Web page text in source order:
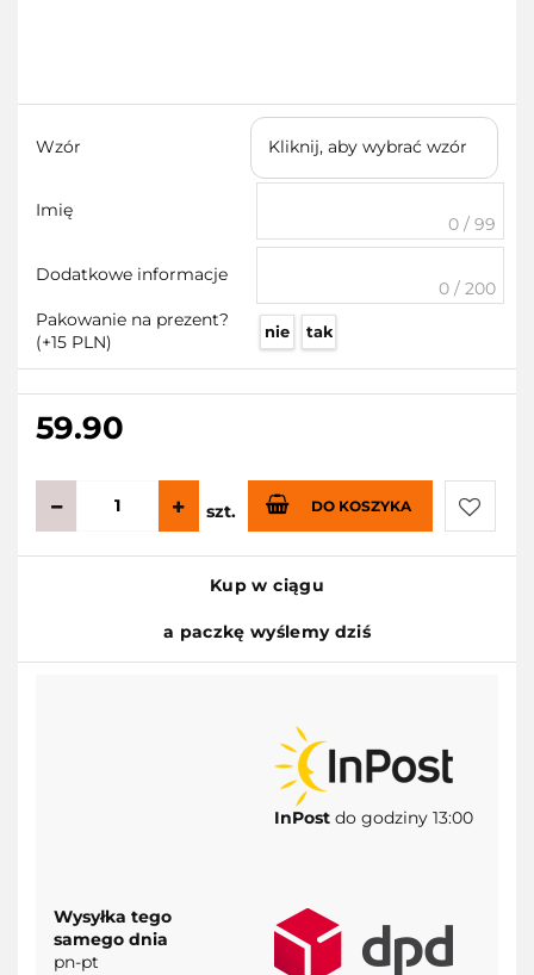
Wzór Kliknij, aby wybrać wzór
Imię
0 / 99
Dodatkowe informacje
0 / 200
Pakowanie na prezent?
(+15 PLN)
nie tak
59.90
szt. DO KOSZYKA
Do
Kup w ciągu
a paczkę wyślemy dziś
Wysyłka tego
samego dnia
pn-pt
InPost do godziny 13:00